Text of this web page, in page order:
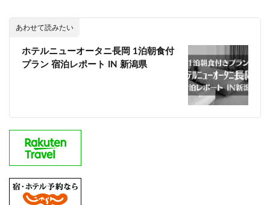
あわせて読みたい
ホテルニューオータニ長岡 1泊朝食付
プラン 宿泊レポート IN 新潟県